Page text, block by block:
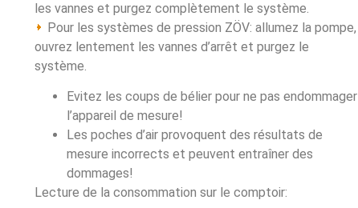
les vannes et purgez complètement le système.
Pour les systèmes de pression ZÖV: allumez la pompe,
ouvrez lentement les vannes d’arrêt et purgez le
système.
Evitez les coups de bélier pour ne pas endommager
l’appareil de mesure!
Les poches d’air provoquent des résultats de
mesure incorrects et peuvent entraîner des
dommages!
Lecture de la consommation sur le comptoir: